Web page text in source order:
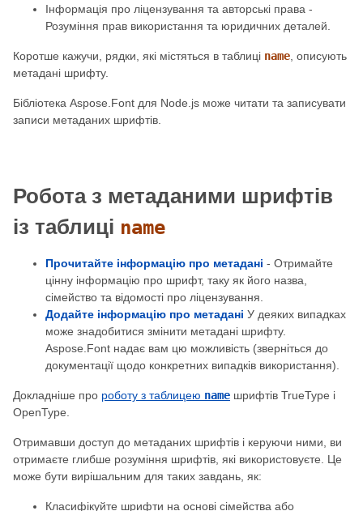
Інформація про ліцензування та авторські права -
Розуміння прав використання та юридичних деталей.
Коротше кажучи, рядки, які містяться в таблиці name, описують
метадані шрифту.
Бібліотека Aspose.Font для Node.js може читати та записувати
записи метаданих шрифтів.
Робота з метаданими шрифтів
із таблиці name
Прочитайте інформацію про метадані - Отримайте
цінну інформацію про шрифт, таку як його назва,
сімейство та відомості про ліцензування.
Додайте інформацію про метадані У деяких випадках
може знадобитися змінити метадані шрифту.
Aspose.Font надає вам цю можливість (зверніться до
документації щодо конкретних випадків використання).
Докладніше про роботу з таблицею name шрифтів TrueType і
OpenType.
Отримавши доступ до метаданих шрифтів і керуючи ними, ви
отримаєте глибше розуміння шрифтів, які використовуєте. Це
може бути вирішальним для таких завдань, як:
Класифікуйте шрифти на основі сімейства або